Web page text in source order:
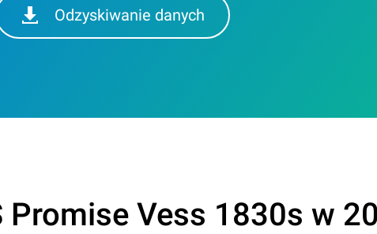
Odzyskiwanie danych
Vess 1830s w